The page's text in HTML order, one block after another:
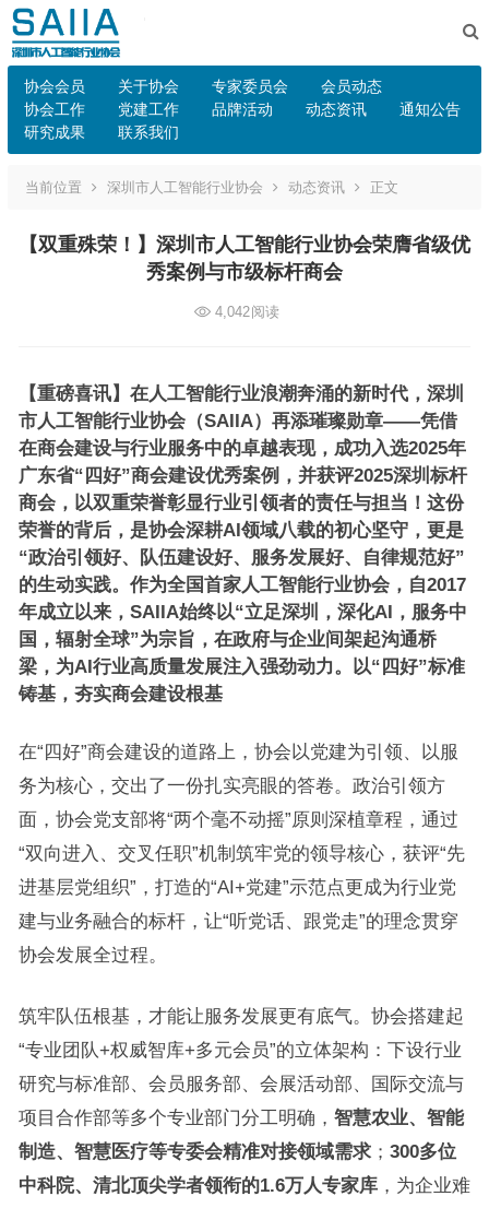
协会会员 关于协会 专家委员会
会员动态
协会工作
党建工作 品牌活动 动态资讯
通知公告
研究成果
联系我们
当前位置 深圳市人工智能行业协会 动态资讯 正文
【双重殊荣！】深圳市人工智能行业协会荣膺省级优
秀案例与市级标杆商会
4,042阅读
【重磅喜讯】在人工智能行业浪潮奔涌的新时代，深圳
市人工智能行业协会（SAIIA）再添璀璨勋章——凭借
在商会建设与行业服务中的卓越表现，成功入选2025年
广东省“四好”商会建设优秀案例，并获评2025深圳标杆
商会，以双重荣誉彰显行业引领者的责任与担当！ 这份
荣誉的背后，是协会深耕AI领域八载的初心坚守，更是
“政治引领好、队伍建设好、服务发展好、自律规范好”
的生动实践。作为全国首家人工智能行业协会，自2017
年成立以来，SAIIA始终以“立足深圳，深化AI，服务中
国，辐射全球”为宗旨，在政府与企业间架起沟通桥
梁，为AI行业高质量发展注入强劲动力。
以“四好”标准
铸基，夯实商会建设根基
在“四好”商会建设的道路上，协会以党建为引领、以服
务为核心，交出了一份扎实亮眼的答卷。政治引领方
面，协会党支部将“两个毫不动摇”原则深植章程，通过
“双向进入、交叉任职”机制筑牢党的领导核心，获评“先
进基层党组织”，打造的“AI+党建”示范点更成为行业党
建与业务融合的标杆，让“听党话、跟党走”的理念贯穿
协会发展全过程。
筑牢队伍根基，才能让服务发展更有底气。协会搭建起
“专业团队+权威智库+多元会员”的立体架构：下设行业
研究与标准部、会员服务部、会展活动部、国际交流与
项目合作部等多个专业部门分工明确， 智慧农业、智能
制造、智慧医疗等专委会精准对接领域需求； 300多位
中科院、清北顶尖学者领衔的1.6万人专家库，为企业难